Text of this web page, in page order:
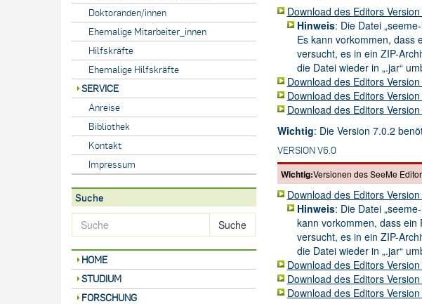
Doktoranden/innen
Ehemalige Mitarbeiter_innen
Hilfskräfte
Ehemalige Hilfskräfte
SERVICE
Anreise
Bibliothek
Kontakt
Impressum
Suche
Suche
HOME
STUDIUM
FORSCHUNG
Download des Editors
Hinweis: Die Datei
Es kann vorkommen, dass
versucht, es in ein ZIP-
die Datei wieder in „.jar“
Download des Editors
Download des Editors
Download des Editors
Wichtig: Die Version 7.0.2
VERSION V6.0
Wichtig:Versionen des SeeMe
Download des Editors
Hinweis: Die Datei
kann vorkommen, dass ein
versucht, es in ein ZIP-
die Datei wieder in „.jar“
Download des Editors
Download des Editors
Download des Editors